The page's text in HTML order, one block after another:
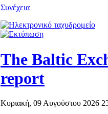
Συνέχεια
The Baltic
report
Κυριακή, 09 Αυγούστου 2026